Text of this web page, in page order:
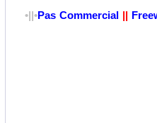
Pas Commercial||
•||•